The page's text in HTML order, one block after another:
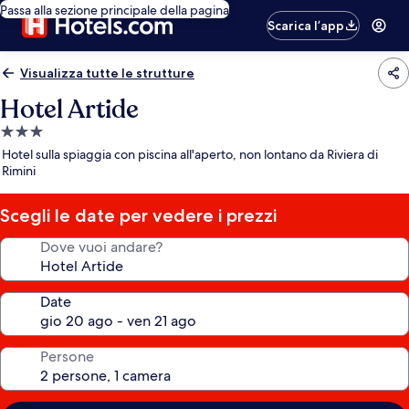
Passa alla sezione principale della pagina
Scarica l’app
Visualizza tutte le strutture
Hotel Artide
Struttura
a
3.0
stelle
Hotel sulla spiaggia con piscina all'aperto, non lontano da Riviera di
Rimini
Scegli le date per vedere i prezzi
Dove vuoi andare?
Date
Persone